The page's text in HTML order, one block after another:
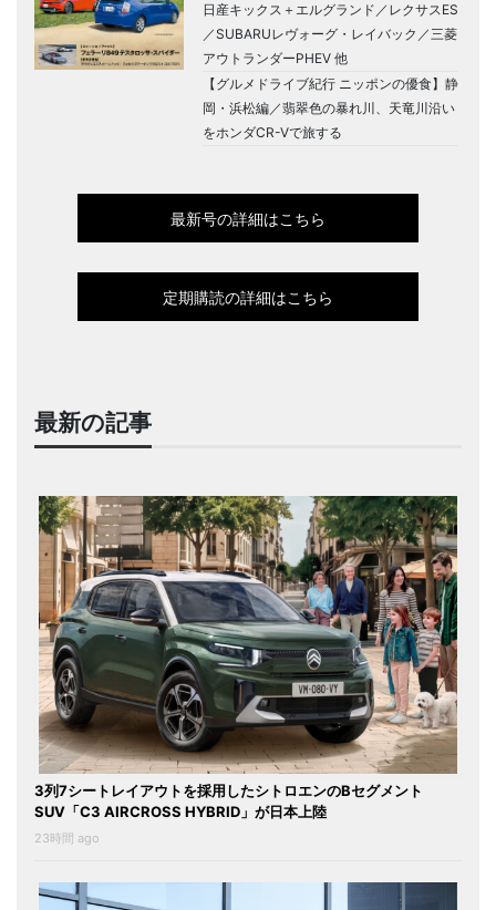
日産キックス＋エルグランド／レクサスES
／SUBARUレヴォーグ・レイバック／三菱
アウトランダーPHEV 他
【グルメドライブ紀行 ニッポンの優食】静
岡・浜松編／翡翠色の暴れ川、天竜川沿い
をホンダCR-Vで旅する
最新号の詳細はこちら
定期購読の詳細はこちら
最新の記事
3列7シートレイアウトを採用したシトロエンのBセグメント
SUV「C3 AIRCROSS HYBRID」が日本上陸
23時間 ago